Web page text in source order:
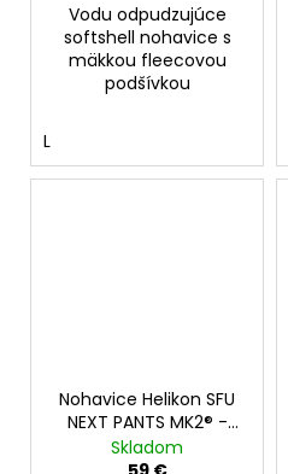
Vodu odpudzujúce
softshell nohavice s
mäkkou fleecovou
podšívkou
L
Nohavice Helikon SFU
NEXT PANTS MK2® -
POLYCOTTON
STRETCH RIPSTOP,
Skladom